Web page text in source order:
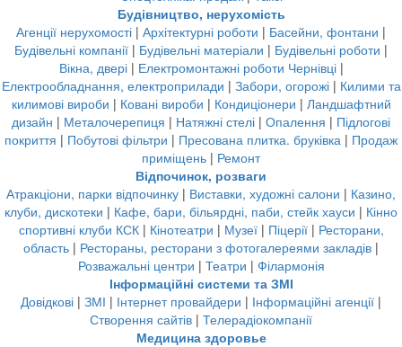
Будівництво, нерухомість
Агенції нерухомості | Архітектурні роботи | Басейни, фонтани |
Будівельні компанії | Будівельні матеріали | Будівельні роботи |
Вікна, двері| Електромонтажні роботи Чернівці|
Електрообладнання, електроприлади | Забори, огорожі| Килими та
килимові вироби | Ковані вироби | Кондиціонери | Ландшафтний
дизайн | Металочерепиця | Натяжні стелі | Опалення | Підлогові
покриття | Побутові фільтри | Пресована плитка. бруківка | Продаж
приміщень | Ремонт
Відпочинок, розваги
Атракціони, парки відпочинку | Виставки, художні салони | Казино,
клуби, дискотеки | Кафе, бари, більярдні, паби, стейк хауси | Кінно
спортивні клуби КСК| Кінотеатри | Музеї| Піцерії| Ресторани,
область | Рестораны, ресторани з фотогалереями закладів |
Розважальні центри | Театри | Філармонія
Інформаційні системи та ЗМІ
Довідкові | ЗМІ | Інтернет провайдери | Інформаційні агенції |
Створення сайтів | Телерадіокомпанії
Медицина здоровье